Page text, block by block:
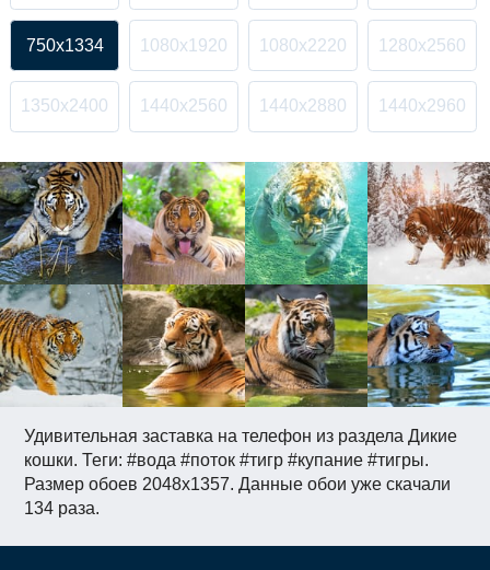
Удивительная заставка на телефон из раздела Дикие
кошки. Теги: #вода #поток #тигр #купание #тигры.
Размер обоев 2048x1357. Данные обои уже скачали
134 раза.
750x1334 1080x1920 1080x2220 1280x2560
1350x2400 1440x2560 1440x2880 1440x2960